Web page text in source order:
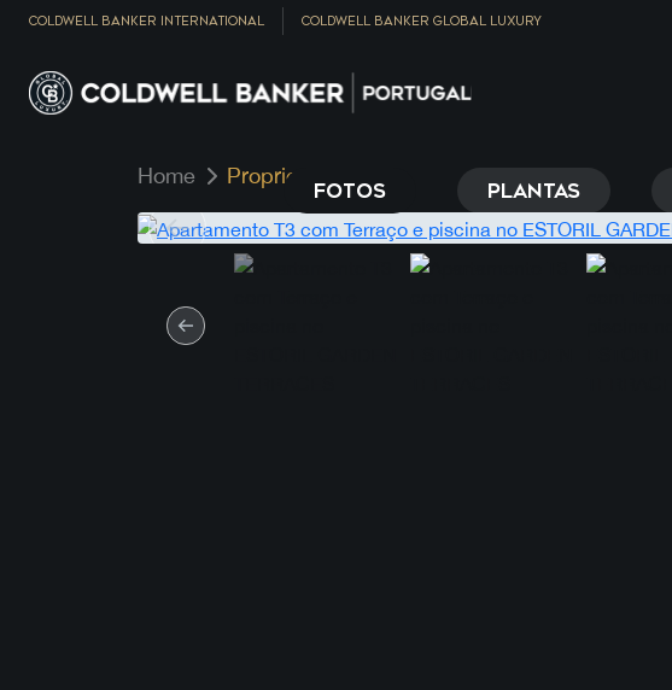
COLDWELL BANKER INTERNATIONAL COLDWELL BANKER GLOBAL LUXURY
Home Propriedade
FOTOS PLANTAS